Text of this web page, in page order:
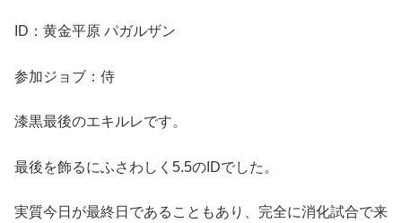
ID：黄金平原 パガルザン
参加ジョブ：侍
漆黒最後のエキルレです。
最後を飾るにふさわしく5.5のIDでした。
実質今日が最終日であることもあり、完全に消化試合で来